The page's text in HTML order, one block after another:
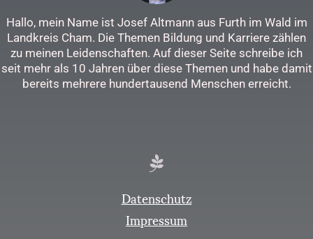
Hallo, mein Name ist Josef Altmann aus Furth im Wald im
Landkreis Cham. Die Themen Bildung und Karriere zählen
zu meinen Leidenschaften. Auf dieser Seite schreibe ich
seit mehr als 10 Jahren über diese Themen und habe damit
bereits mehrere hundertausend Menschen erreicht.
Datenschutz
Impressum